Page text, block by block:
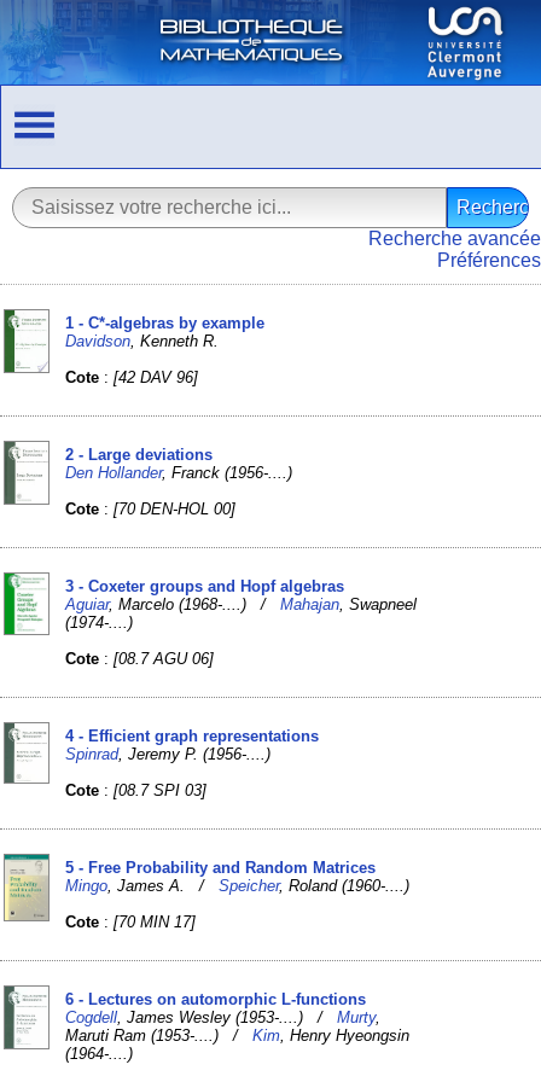
Recherche avancée
Préférences
1 - C*-algebras by example
Davidson , Kenneth R.
Cote :[42 DAV 96]
2 - Large deviations
Den Hollander, Franck (1956-....)
Cote :[70 DEN-HOL 00]
3 - Coxeter groups and Hopf algebras
Aguiar, Marcelo (1968-....) /Mahajan , Swapneel
(1974-....)
Cote :[08.7 AGU 06]
4 - Efficient graph representations
Spinrad, Jeremy P. (1956-....)
Cote :[08.7 SPI 03]
5 - Free Probability and Random Matrices
Mingo , James A. /Speicher, Roland (1960-....)
Cote :[70 MIN 17]
6 - Lectures on automorphic L-functions
Cogdell , James Wesley (1953-....) /Murty,
Maruti Ram (1953-....) /Kim , Henry Hyeongsin
(1964-....)